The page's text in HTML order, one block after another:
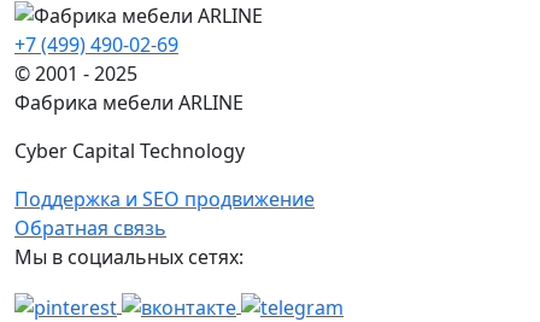
+7 (499) 490-02-69
© 2001 - 2025
Фабрика мебели ARLINE
Cyber Capital Technology
Поддержка и SEO продвижение
Обратная связь
Мы в социальных сетях: